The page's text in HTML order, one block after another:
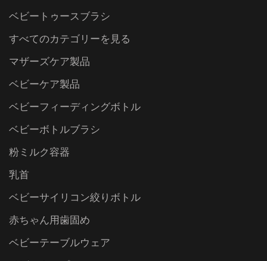
ベビートゥースブラシ
すべてのカテゴリーを見る
マザーズケア製品
ベビーケア製品
ベビーフィーディングボトル
ベビーボトルブラシ
粉ミルク容器
乳首
ベビーサイリコン絞りボトル
赤ちゃん用歯固め
ベビーテーブルウェア